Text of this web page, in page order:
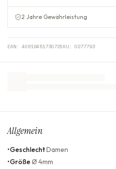
2 Jahre Gewährleistung
EAN: 4061845173072SKU: 0277793
Allgemein
•GeschlechtDamen
•GrößeØ 4mm